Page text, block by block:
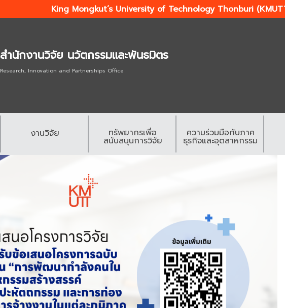
King Mongkut’s University of Technology Thonburi
สำนักงานวิจัย นวัตกรรมและพันธมิตร
Research, Innovation and Partnerships Office
งานวิจัย
ทรัพยากรเพื่อ
สนับสนุนการวิจัย
ความร่วมมือกับภาค
ธุรกิจและอุตสาหกรรม